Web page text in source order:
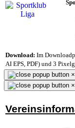
Download: Im
AI EPS, PDF) und 3
×
×